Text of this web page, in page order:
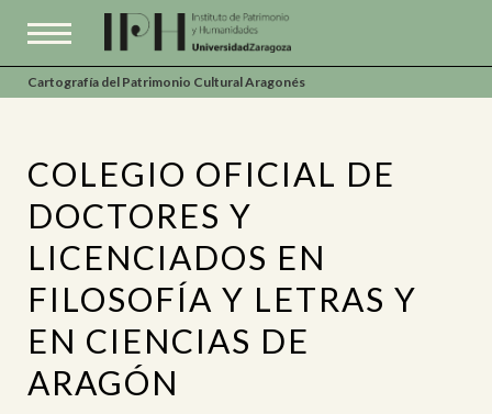
Cartografía del Patrimonio Cultural Aragonés
COLEGIO OFICIAL DE
DOCTORES Y
LICENCIADOS EN
FILOSOFÍA Y LETRAS Y
EN CIENCIAS DE
ARAGÓN